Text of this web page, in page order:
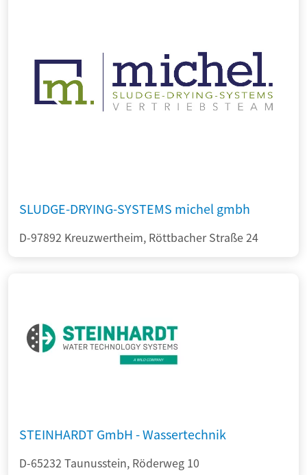
SLUDGE-DRYING-SYSTEMS michel gmbh
D-97892 Kreuzwertheim, Röttbacher Straße 24
STEINHARDT GmbH - Wassertechnik
D-65232 Taunusstein, Röderweg 10